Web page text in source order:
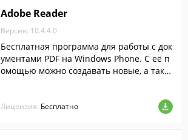
Adobe Reader
Версия: 10.4.4.0
Бесплатная программа для работы с док
ументами PDF на Windows Phone. С её п
омощью можно создавать новые, а такж
Лицензия: Бесплатно